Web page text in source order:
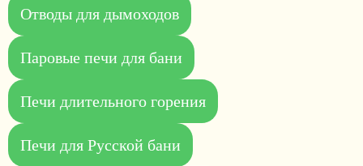
Отводы для дымоходов
Паровые печи для бани
Печи длительного горения
Печи для Русской бани